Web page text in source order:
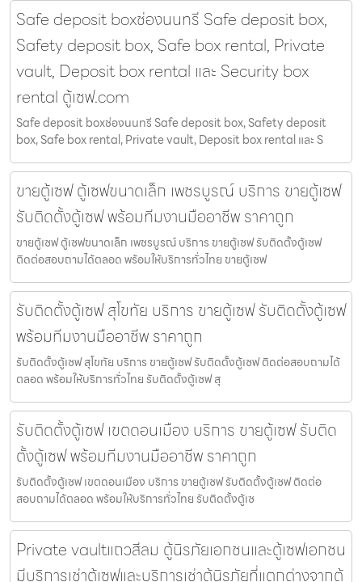
Safe deposit boxช่องนนทรี Safe deposit box,
Safety deposit box, Safe box rental, Private
vault, Deposit box rental และ Security box
rental ตู้เซฟ.com
Safe deposit boxช่องนนทรี Safe deposit box, Safety deposit
box, Safe box rental, Private vault, Deposit box rental และ S
ขายตู้เซฟ ตู้เซฟขนาดเล็ก เพชรบูรณ์ บริการ ขายตู้เซฟ
รับติดตั้งตู้เซฟ พร้อมทีมงานมืออาชีพ ราคาถูก
ขายตู้เซฟ ตู้เซฟขนาดเล็ก เพชรบูรณ์ บริการ ขายตู้เซฟ รับติดตั้งตู้เซฟ
ติดต่อสอบถามได้ตลอด พร้อมให้บริการทั่วไทย ขายตู้เซฟ
รับติดตั้งตู้เซฟ สุโขทัย บริการ ขายตู้เซฟ รับติดตั้งตู้เซฟ
พร้อมทีมงานมืออาชีพ ราคาถูก
รับติดตั้งตู้เซฟ สุโขทัย บริการ ขายตู้เซฟ รับติดตั้งตู้เซฟ ติดต่อสอบถามได้
ตลอด พร้อมให้บริการทั่วไทย รับติดตั้งตู้เซฟ สุ
รับติดตั้งตู้เซฟ เขตดอนเมือง บริการ ขายตู้เซฟ รับติด
ตั้งตู้เซฟ พร้อมทีมงานมืออาชีพ ราคาถูก
รับติดตั้งตู้เซฟ เขตดอนเมือง บริการ ขายตู้เซฟ รับติดตั้งตู้เซฟ ติดต่อ
สอบถามได้ตลอด พร้อมให้บริการทั่วไทย รับติดตั้งตู้เซ
Private vaultแถวสีลม ตู้นิรภัยเอกชนและตู้เซฟเอกชน
มีบริการเช่าตู้เซฟและบริการเช่าตู้นิรภัยที่แตกต่างจากตู้